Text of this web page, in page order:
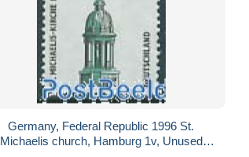
Germany, Federal Republic 1996 St.
Michaelis church, Hamburg 1v, Unused